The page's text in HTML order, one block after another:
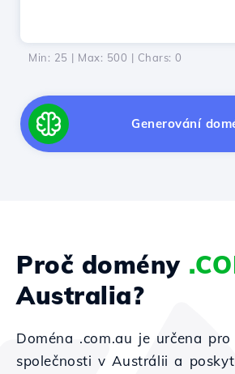
Min: 25 | Max: 500 | Chars: 0
Generování
Proč domény
Australia?
Doména .com.au je určena
společnosti v Austrálii a